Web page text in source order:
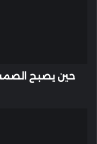
الأزماتحين يصبح الصمت